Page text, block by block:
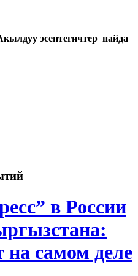
эсептегичтер пайда
в России
на самом деле